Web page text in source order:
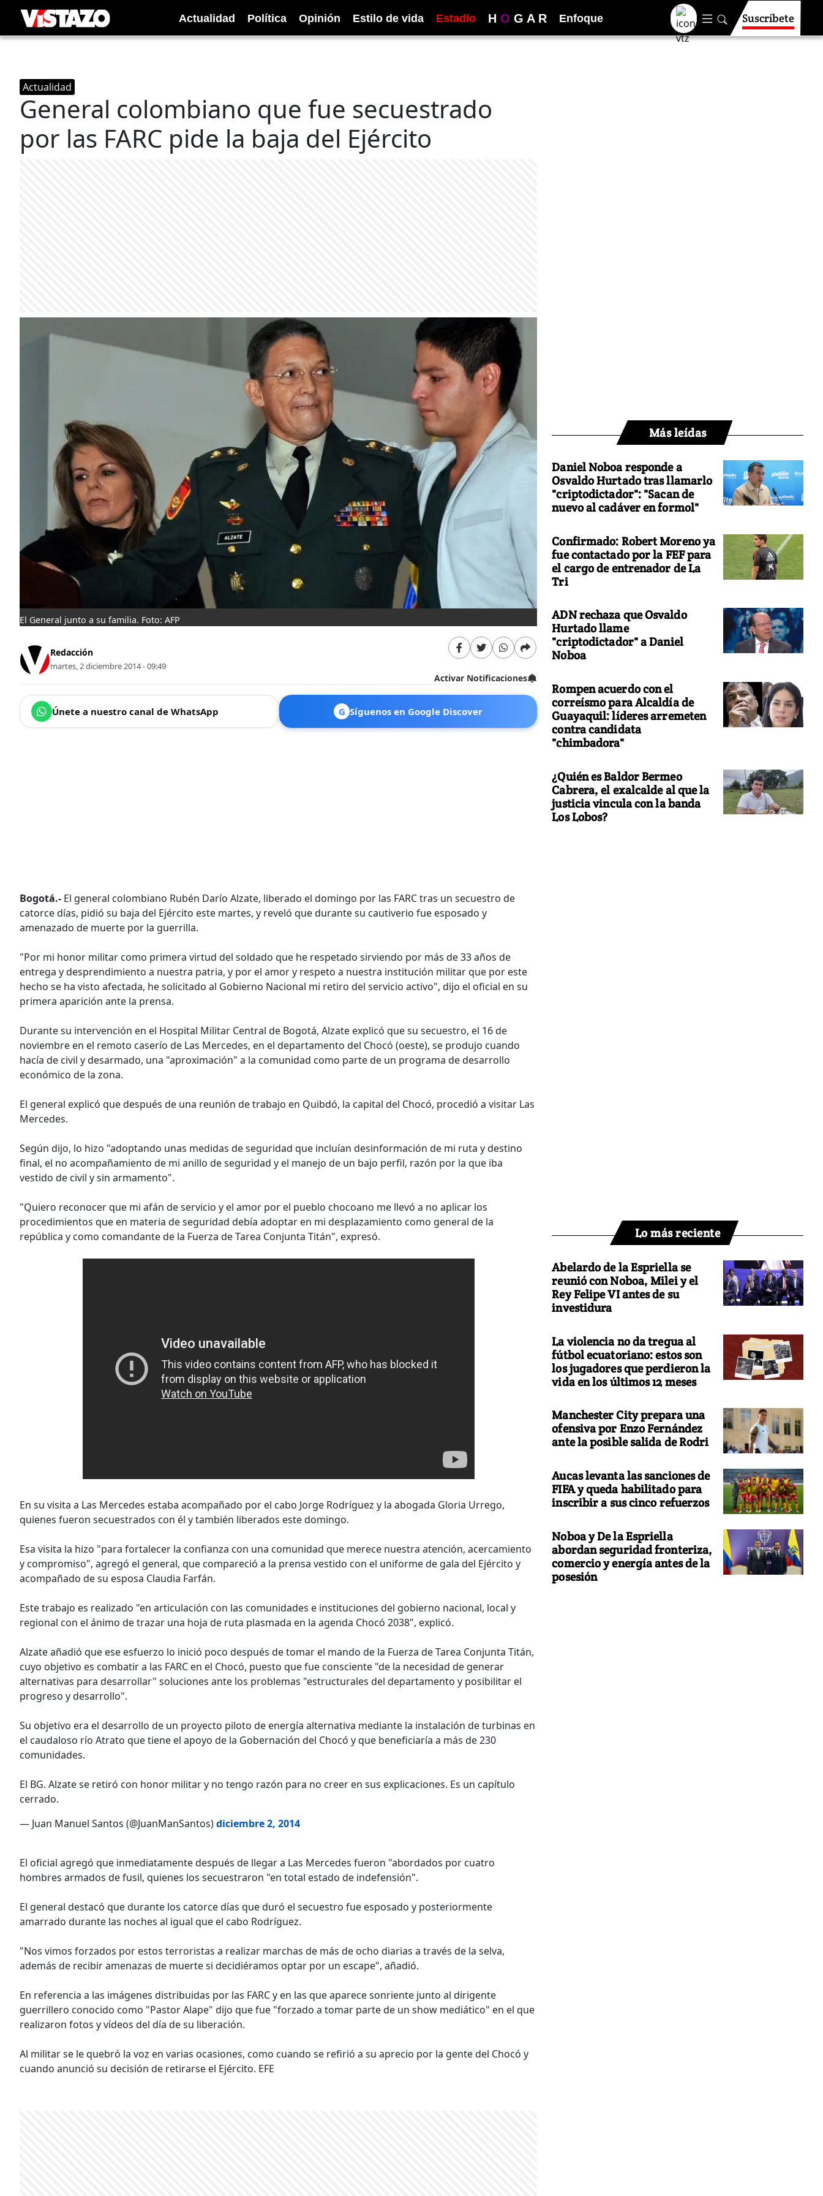
Actualidad Política Opinión Estilo de vida Estadio H O G A R Enfoque Suscríbete
Actualidad
General colombiano que fue secuestrado
por las FARC pide la baja del Ejército
El General junto a su familia. Foto: AFP
Redacción
martes, 2 diciembre 2014 - 09:49
Activar Notificaciones
Únete a nuestro canal de WhatsApp G Síguenos en Google Discover
Bogotá.- El general colombiano Rubén Darío Alzate, liberado el domingo por las FARC tras un secuestro de
catorce días, pidió su baja del Ejército este martes, y reveló que durante su cautiverio fue esposado y
amenazado de muerte por la guerrilla.
"Por mi honor militar como primera virtud del soldado que he respetado sirviendo por más de 33 años de
entrega y desprendimiento a nuestra patria, y por el amor y respeto a nuestra institución militar que por este
hecho se ha visto afectada, he solicitado al Gobierno Nacional mi retiro del servicio activo", dijo el oficial en su
primera aparición ante la prensa.
Durante su intervención en el Hospital Militar Central de Bogotá, Alzate explicó que su secuestro, el 16 de
noviembre en el remoto caserío de Las Mercedes, en el departamento del Chocó (oeste), se produjo cuando
hacía de civil y desarmado, una "aproximación" a la comunidad como parte de un programa de desarrollo
económico de la zona.
El general explicó que después de una reunión de trabajo en Quibdó, la capital del Chocó, procedió a visitar Las
Mercedes.
Según dijo, lo hizo "adoptando unas medidas de seguridad que incluían desinformación de mi ruta y destino
final, el no acompañamiento de mi anillo de seguridad y el manejo de un bajo perfil, razón por la que iba
vestido de civil y sin armamento".
"Quiero reconocer que mi afán de servicio y el amor por el pueblo chocoano me llevó a no aplicar los
procedimientos que en materia de seguridad debía adoptar en mi desplazamiento como general de la
república y como comandante de la Fuerza de Tarea Conjunta Titán", expresó.
En su visita a Las Mercedes estaba acompañado por el cabo Jorge Rodríguez y la abogada Gloria Urrego,
quienes fueron secuestrados con él y también liberados este domingo.
Esa visita la hizo "para fortalecer la confianza con una comunidad que merece nuestra atención, acercamiento
y compromiso", agregó el general, que compareció a la prensa vestido con el uniforme de gala del Ejército y
acompañado de su esposa Claudia Farfán.
Este trabajo es realizado "en articulación con las comunidades e instituciones del gobierno nacional, local y
regional con el ánimo de trazar una hoja de ruta plasmada en la agenda Chocó 2038", explicó.
Alzate añadió que ese esfuerzo lo inició poco después de tomar el mando de la Fuerza de Tarea Conjunta Titán,
cuyo objetivo es combatir a las FARC en el Chocó, puesto que fue consciente "de la necesidad de generar
alternativas para desarrollar" soluciones ante los problemas "estructurales del departamento y posibilitar el
progreso y desarrollo".
Su objetivo era el desarrollo de un proyecto piloto de energía alternativa mediante la instalación de turbinas en
el caudaloso río Atrato que tiene el apoyo de la Gobernación del Chocó y que beneficiaría a más de 230
comunidades.
El BG. Alzate se retiró con honor militar y no tengo razón para no creer en sus explicaciones. Es un capítulo
cerrado.
— Juan Manuel Santos (@JuanManSantos)diciembre 2, 2014
El oficial agregó que inmediatamente después de llegar a Las Mercedes fueron "abordados por cuatro
hombres armados de fusil, quienes los secuestraron "en total estado de indefensión".
El general destacó que durante los catorce días que duró el secuestro fue esposado y posteriormente
amarrado durante las noches al igual que el cabo Rodríguez.
"Nos vimos forzados por estos terroristas a realizar marchas de más de ocho diarias a través de la selva,
además de recibir amenazas de muerte si decidiéramos optar por un escape", añadió.
En referencia a las imágenes distribuidas por las FARC y en las que aparece sonriente junto al dirigente
guerrillero conocido como "Pastor Alape" dijo que fue "forzado a tomar parte de un show mediático" en el que
realizaron fotos y vídeos del día de su liberación.
Al militar se le quebró la voz en varias ocasiones, como cuando se refirió a su aprecio por la gente del Chocó y
cuando anunció su decisión de retirarse el Ejército. EFE
Más leídas
Daniel Noboa responde a
Osvaldo Hurtado tras llamarlo
"criptodictador": "Sacan de
nuevo al cadáver en formol"
Confirmado: Robert Moreno ya
fue contactado por la FEF para
el cargo de entrenador de La
Tri
ADN rechaza que Osvaldo
Hurtado llame
"criptodictador" a Daniel
Noboa
Rompen acuerdo con el
correísmo para Alcaldía de
Guayaquil: líderes arremeten
contra candidata
"chimbadora"
¿Quién es Baldor Bermeo
Cabrera, el exalcalde al que la
justicia vincula con la banda
Los Lobos?
Lo más reciente
Abelardo de la Espriella se
reunió con Noboa, Milei y el
Rey Felipe VI antes de su
investidura
La violencia no da tregua al
fútbol ecuatoriano: estos son
los jugadores que perdieron la
vida en los últimos 12 meses
Manchester City prepara una
ofensiva por Enzo Fernández
ante la posible salida de Rodri
Aucas levanta las sanciones de
FIFA y queda habilitado para
inscribir a sus cinco refuerzos
Noboa y De la Espriella
abordan seguridad fronteriza,
comercio y energía antes de la
posesión